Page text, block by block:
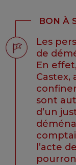
BON À
Les
de
En
Castex,
sont
d’un
l’acte